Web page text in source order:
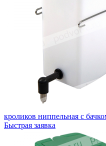
кроликов ниппельная с
Быстрая заявка